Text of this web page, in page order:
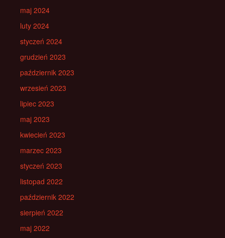
maj 2024
luty 2024
styczeń 2024
grudzień 2023
październik 2023
wrzesień 2023
lipiec 2023
maj 2023
kwiecień 2023
marzec 2023
styczeń 2023
listopad 2022
październik 2022
sierpień 2022
maj 2022